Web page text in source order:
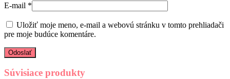
E-mail *
Uložiť moje meno, e-mail a webovú stránku v tomto prehliadači
pre moje budúce komentáre.
Súvisiace produkty